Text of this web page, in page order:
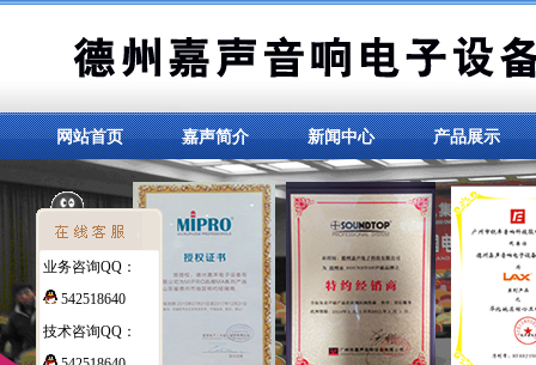
网站首页 嘉声简介 新闻中心 产品展示
业务咨询QQ：
542518640
技术咨询QQ：